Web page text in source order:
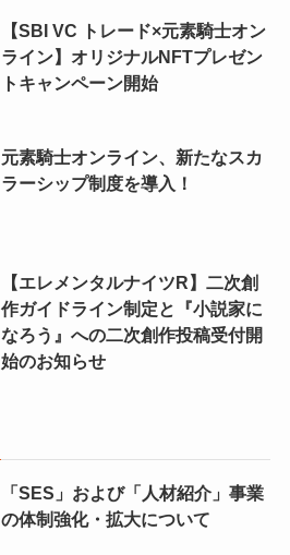
【SBI VC トレード×元素騎士オン
ライン】オリジナルNFTプレゼン
トキャンペーン開始
元素騎士オンライン、新たなスカ
ラーシップ制度を導入！
【エレメンタルナイツR】二次創
作ガイドライン制定と『小説家に
なろう』への二次創作投稿受付開
始のお知らせ
「SES」および「人材紹介」事業
の体制強化・拡大について